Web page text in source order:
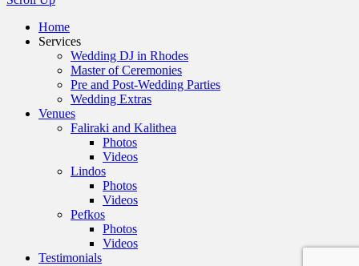
Home
Services
Wedding DJ in Rhodes
Master of Ceremonies
Pre and Post-Wedding Parties
Wedding Extras
Venues
Faliraki and Kalithea
Photos
Videos
Lindos
Photos
Videos
Pefkos
Photos
Videos
Testimonials